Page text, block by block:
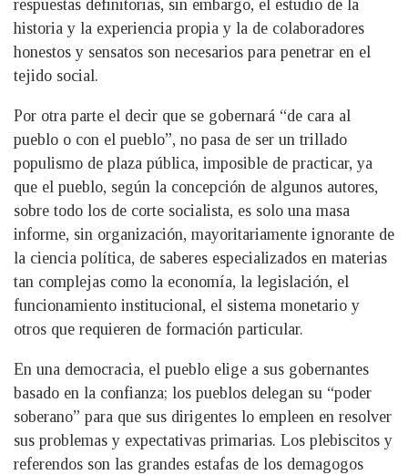
respuestas definitorias, sin embargo, el estudio de la
historia y la experiencia propia y la de colaboradores
honestos y sensatos son necesarios para penetrar en el
tejido social.
Por otra parte el decir que se gobernará “de cara al
pueblo o con el pueblo”, no pasa de ser un trillado
populismo de plaza pública, imposible de practicar, ya
que el pueblo, según la concepción de algunos autores,
sobre todo los de corte socialista, es solo una masa
informe, sin organización, mayoritariamente ignorante de
la ciencia política, de saberes especializados en materias
tan complejas como la economía, la legislación, el
funcionamiento institucional, el sistema monetario y
otros que requieren de formación particular.
En una democracia, el pueblo elige a sus gobernantes
basado en la confianza; los pueblos delegan su “poder
soberano” para que sus dirigentes lo empleen en resolver
sus problemas y expectativas primarias. Los plebiscitos y
referendos son las grandes estafas de los demagogos